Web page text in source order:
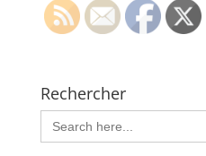
Rechercher
Search
for: